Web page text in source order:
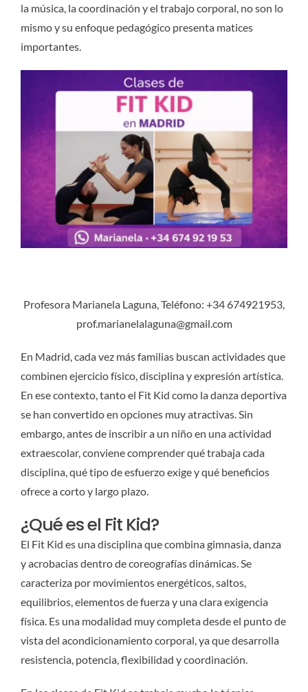
la música, la coordinación y el trabajo corporal, no son lo
mismo y su enfoque pedagógico presenta matices
importantes.
Profesora Marianela Laguna, Teléfono: +34 674921953,
prof.marianelalaguna@gmail.com
En Madrid, cada vez más familias buscan actividades que
combinen ejercicio físico, disciplina y expresión artística.
En ese contexto, tanto el Fit Kid como la danza deportiva
se han convertido en opciones muy atractivas. Sin
embargo, antes de inscribir a un niño en una actividad
extraescolar, conviene comprender qué trabaja cada
disciplina, qué tipo de esfuerzo exige y qué beneficios
ofrece a corto y largo plazo.
¿Qué es el Fit Kid?
El Fit Kid es una disciplina que combina gimnasia, danza
y acrobacias dentro de coreografías dinámicas. Se
caracteriza por movimientos energéticos, saltos,
equilibrios, elementos de fuerza y una clara exigencia
física. Es una modalidad muy completa desde el punto de
vista del acondicionamiento corporal, ya que desarrolla
resistencia, potencia, flexibilidad y coordinación.